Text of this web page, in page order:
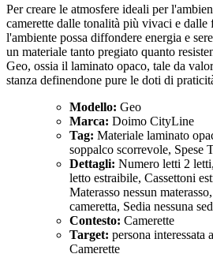
Per creare le atmosfere ideali per
camerette dalle tonalità più vivaci e
l'ambiente possa diffondere energia e
un materiale tanto pregiato quanto
Geo, ossia il laminato opaco, tale da
stanza definendone pure le doti di
Modello: Geo
Marca: Doimo CityLine
Tag: Materiale laminato
soppalco scorrevole, Spese
Dettagli: Numero letti 2
letto estraibile, Cassettoni
Materasso nessun
cameretta, Sedia nessuna
Contesto: Camerette
Target: persona interessata
Camerette